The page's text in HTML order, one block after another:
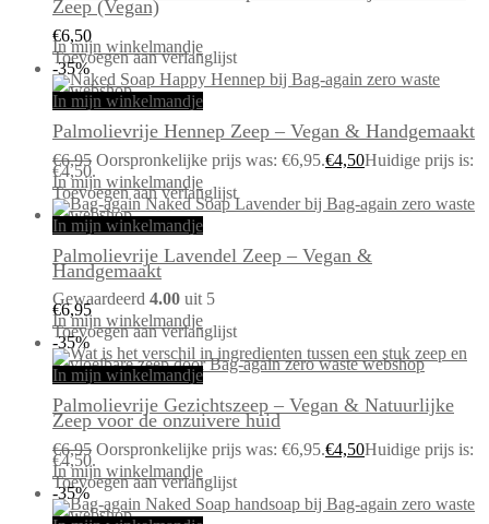
Zeep (Vegan)
€6,50
In mijn winkelmandje
Toevoegen aan verlanglijst
-35%
In mijn winkelmandje
Palmolievrije Hennep Zeep – Vegan & Handgemaakt
€6,95 Oorspronkelijke prijs was: €6,95.€4,50Huidige prijs is:
€4,50.
In mijn winkelmandje
Toevoegen aan verlanglijst
In mijn winkelmandje
Palmolievrije Lavendel Zeep – Vegan &
Handgemaakt
Gewaardeerd 4.00 uit 5
€6,95
In mijn winkelmandje
Toevoegen aan verlanglijst
-35%
In mijn winkelmandje
Palmolievrije Gezichtszeep – Vegan & Natuurlijke
Zeep voor de onzuivere huid
€6,95 Oorspronkelijke prijs was: €6,95.€4,50Huidige prijs is:
€4,50.
In mijn winkelmandje
Toevoegen aan verlanglijst
-35%